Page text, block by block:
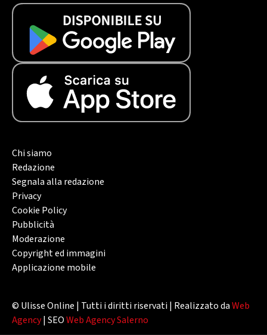
Chi siamo
Redazione
Segnala alla redazione
Privacy
Cookie Policy
Pubblicità
Moderazione
Copyright ed immagini
Applicazione mobile
© Ulisse Online | Tutti i diritti riservati | Realizzato daWeb
Agency| SEOWeb Agency Salerno